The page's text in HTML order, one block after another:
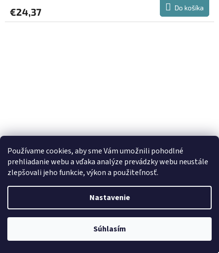
Používame cookies, aby sme Vám umožnili pohodlné
prehliadanie webu a vďaka analýze prevádzky webu neustále
zlepšovali jeho funkcie, výkon a použiteľnosť.
Nastavenie
Súhlasím
€24,37 Do košíka
USB A-B 2.0 zásuvka, Bez popisného štítku
Centrálny sklad - Minimálna objednávka 250€
Do košíka